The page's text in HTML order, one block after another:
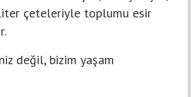
çeteleriyle toplumu esir
değil, bizim yaşam